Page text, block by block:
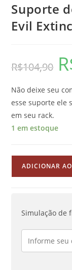
Suporte
Evil
R$104,90
O
Não deixe seu
esse suporte ele
em seu rack.
1 em estoque
Resident
Extinction
quantidade
ADICIONAR
Simulação de